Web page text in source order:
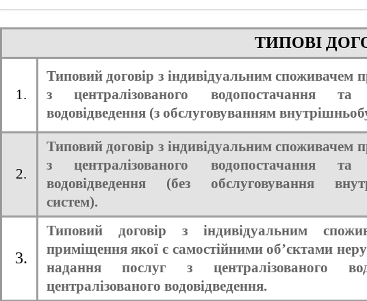
ТИПОВІ
1.
Типовий договір з індивідуальним споживачем
з централізованого водопостачання та
водовідведення (з обслуговуванням
2.
Типовий договір з індивідуальним споживачем
з централізованого водопостачання та
водовідведення (без обслуговування
систем).
3.
Типовий договір з індивідуальним
приміщення якої є самостійними об’єктами
надання послуг з централізованого
централізованого водовідведення.